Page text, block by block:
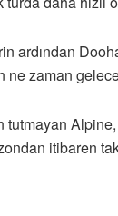
ardından
ne zaman
tutmayan Alpine,
itibaren